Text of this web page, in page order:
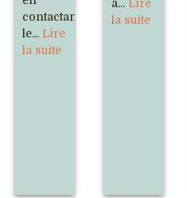
contactant
le... Lire
la suite
a... Lire
la suite